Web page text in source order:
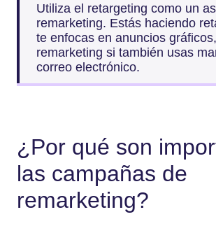
Utiliza el retargeting como un
remarketing. Estás haciendo
te enfocas en anuncios
remarketing si también usas
correo electrónico.
¿Por qué son
las campañas de
remarketing?